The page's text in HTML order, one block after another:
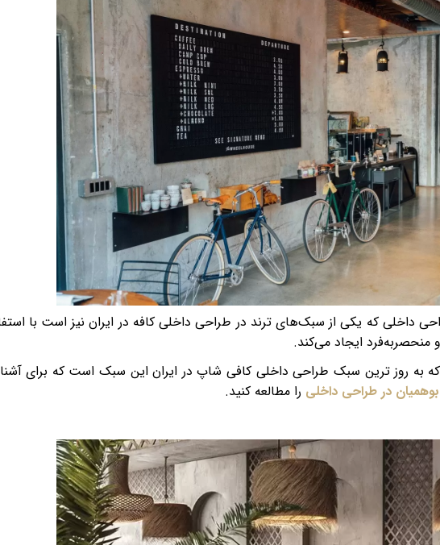
داخلی که یکی از سبک‌های ترند در طراحی داخلی کافه در ایران نیز است با
منحصربه‌فرد ایجاد می‌کند.
به روز ترین سبک طراحی داخلی کافی شاپ در ایران این سبک است که برای
در طراحی داخلی را مطالعه کنید.